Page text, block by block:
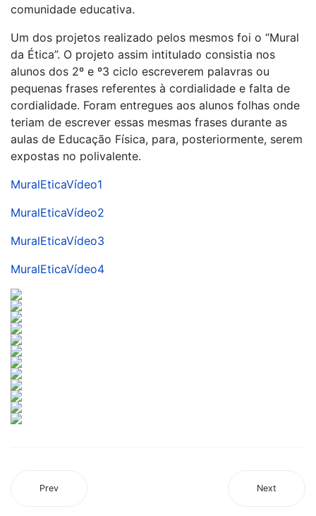
comunidade educativa.
Um dos projetos realizado pelos mesmos foi o “Mural
da Ética”. O projeto assim intitulado consistia nos
alunos dos 2º e º3 ciclo escreverem palavras ou
pequenas frases referentes à cordialidade e falta de
cordialidade. Foram entregues aos alunos folhas onde
teriam de escrever essas mesmas frases durante as
aulas de Educação Física, para, posteriormente, serem
expostas no polivalente.
MuralEticaVídeo1
MuralEticaVídeo2
MuralEticaVídeo3
MuralEticaVídeo4
Prev Next